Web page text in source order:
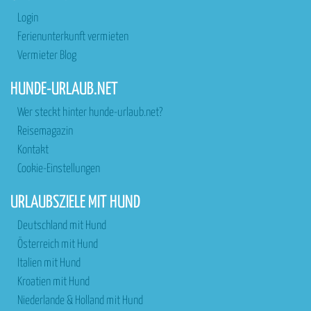
Login
Ferienunterkunft vermieten
Vermieter Blog
HUNDE-URLAUB.NET
Wer steckt hinter hunde-urlaub.net?
Reisemagazin
Kontakt
Cookie-Einstellungen
URLAUBSZIELE MIT HUND
Deutschland mit Hund
Österreich mit Hund
Italien mit Hund
Kroatien mit Hund
Niederlande & Holland mit Hund